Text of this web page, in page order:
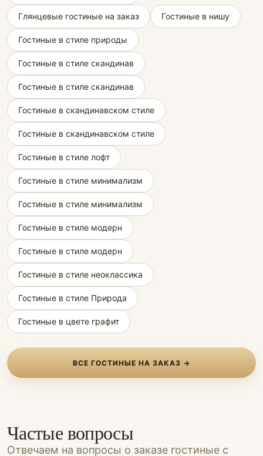
Глянцевые гостиные на заказ Гостиные в нишу
Гостиные в стиле природы
Гостиные в стиле скандинав
Гостиные в стиле скандинав
Гостиные в скандинавском стиле
Гостиные в скандинавском стиле
Гостиные в стиле лофт
Гостиные в стиле минимализм
Гостиные в стиле минимализм
Гостиные в стиле модерн
Гостиные в стиле модерн
Гостиные в стиле неоклассика
Гостиные в стиле Природа
Гостиные в цвете графит
ВСЕ ГОСТИНЫЕ НА ЗАКАЗ →
Частые вопросы
Отвечаем на вопросы о заказе гостиные с